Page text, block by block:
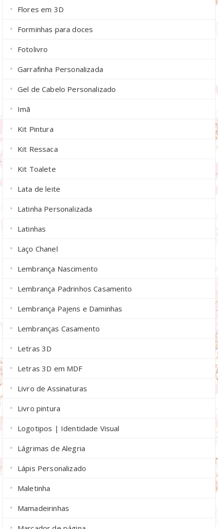
Flores em 3D
Forminhas para doces
Fotolivro
Garrafinha Personalizada
Gel de Cabelo Personalizado
Imã
Kit Pintura
Kit Ressaca
Kit Toalete
Lata de leite
Latinha Personalizada
Latinhas
Laço Chanel
Lembrança Nascimento
Lembrança Padrinhos Casamento
Lembrança Pajens e Daminhas
Lembranças Casamento
Letras 3D
Letras 3D em MDF
Livro de Assinaturas
Livro pintura
Logotipos | Identidade Visual
Lágrimas de Alegria
Lápis Personalizado
Maletinha
Mamadeirinhas